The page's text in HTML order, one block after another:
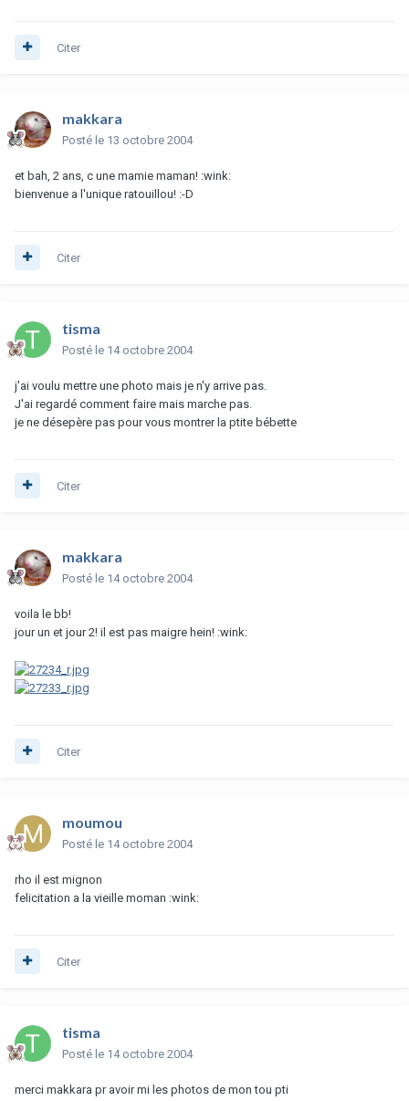
Citer
makkara
Posté le 13 octobre 2004
et bah, 2 ans, c une mamie maman! :wink:
bienvenue a l'unique ratouillou! :-D
Citer
tisma
Posté le 14 octobre 2004
j'ai voulu mettre une photo mais je n'y arrive pas.
J'ai regardé comment faire mais marche pas.
je ne désepère pas pour vous montrer la ptite bébette
Citer
makkara
Posté le 14 octobre 2004
voila le bb!
jour un et jour 2! il est pas maigre hein! :wink:
Citer
moumou
Posté le 14 octobre 2004
rho il est mignon
felicitation a la vieille moman :wink:
Citer
tisma
Posté le 14 octobre 2004
merci makkara pr avoir mi les photos de mon tou pti